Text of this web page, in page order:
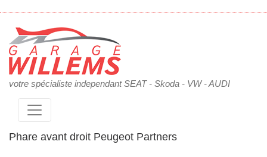
votre spécialiste independant SEAT - Skoda - VW - AUDI
Phare avant droit Peugeot Partners